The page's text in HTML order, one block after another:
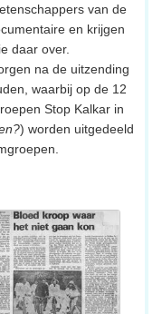
van de
en krijgen
daar over.
na de uitzending
waarbij op de 12
Stop Kalkar in
) worden uitgedeeld